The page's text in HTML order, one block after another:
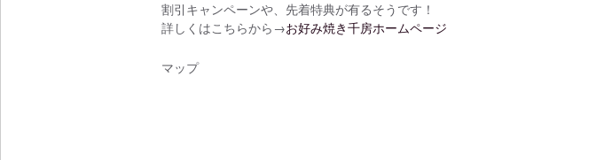
割引キャンペーンや、先着特典が有るそうです！
詳しくはこちらから→お好み焼き千房ホームページ
マップ